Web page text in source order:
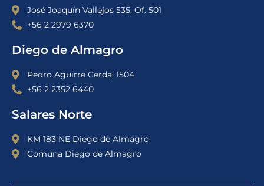
José Joaquín Vallejos 535, Of. 501
+56 2 2979 6370
Diego de Almagro
Pedro Aguirre Cerda, 1504
+56 2 2352 6440
Salares Norte
KM 183 NE Diego de Almagro
Comuna Diego de Almagro